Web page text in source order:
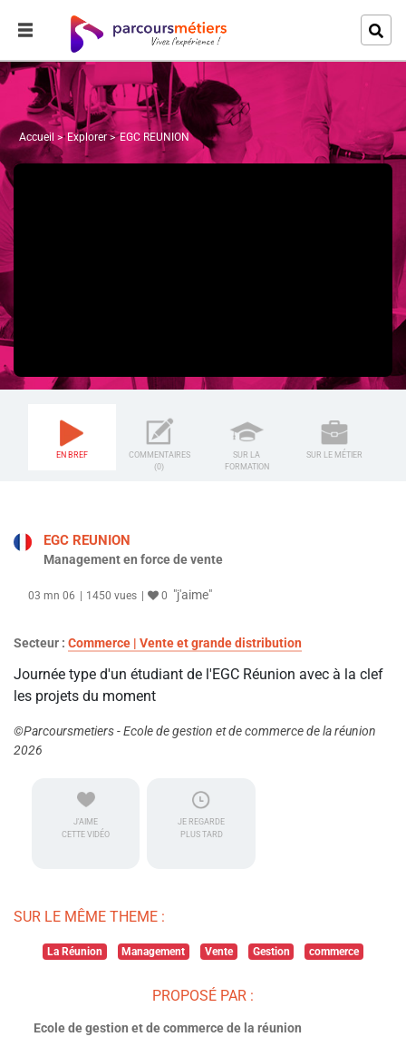
Accueil Explorer EGC REUNION
EN BREF
COMMENTAIRES
(0)
SUR LA
FORMATION
SUR LE MÉTIER
EGC REUNION
Management en force de vente
03 mn 06 1450 vues 0 "j'aime"
Secteur : Commerce | Vente et grande distribution
Journée type d'un étudiant de l'EGC Réunion avec à la clef
les projets du moment
©Parcoursmetiers - Ecole de gestion et de commerce de la réunion
2026
J'AIME
CETTE VIDÉO
JE REGARDE
PLUS TARD
SUR LE MÊME THEME :
La Réunion Management Vente Gestion commerce
PROPOSÉ PAR :
Ecole de gestion et de commerce de la réunion